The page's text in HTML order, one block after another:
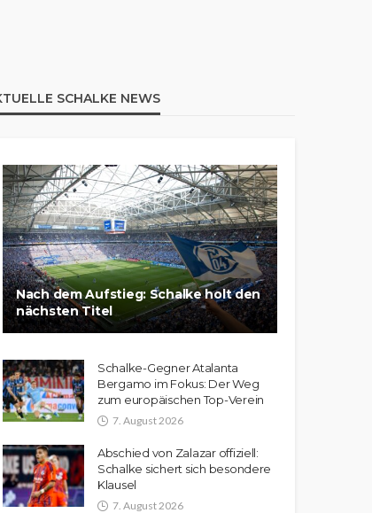
SCHALKE NEWS
Nach dem Aufstieg: Schalke holt den
nächsten Titel
Schalke-Gegner Atalanta
Bergamo im Fokus: Der Weg
zum europäischen Top-Verein
7. August 2026
Abschied von Zalazar offiziell:
Schalke sichert sich besondere
Klausel
7. August 2026